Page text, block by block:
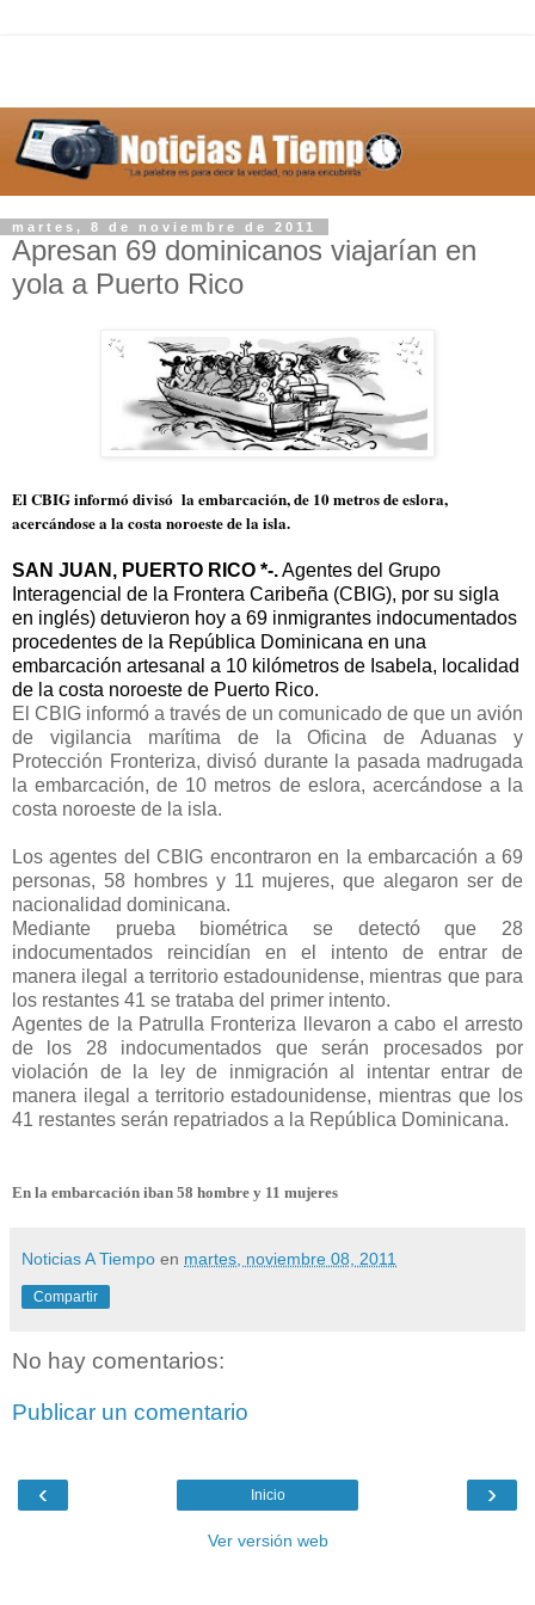
martes, 8 de noviembre de 2011
Apresan 69 dominicanos viajarían en
yola a Puerto Rico
El CBIG informó divisó la embarcación, de 10 metros de eslora,
acercándose a la costa noroeste de la isla.
SAN JUAN, PUERTO RICO *-.Agentes del Grupo
Interagencial de la Frontera Caribeña (CBIG), por su sigla
en inglés) detuvieron hoy a 69 inmigrantes indocumentados
procedentes de la República Dominicana en una
embarcación artesanal a 10 kilómetros de Isabela, localidad
de la costa noroeste de Puerto Rico.
El CBIG informó a través de un comunicado de que un avión
de vigilancia marítima de la Oficina de Aduanas y
Protección Fronteriza, divisó durante la pasada madrugada
la embarcación, de 10 metros de eslora, acercándose a la
costa noroeste de la isla.
Los agentes del CBIG encontraron en la embarcación a 69
personas, 58 hombres y 11 mujeres, que alegaron ser de
nacionalidad dominicana.
Mediante prueba biométrica se detectó que 28
indocumentados reincidían en el intento de entrar de
manera ilegal a territorio estadounidense, mientras que para
los restantes 41 se trataba del primer intento.
Agentes de la Patrulla Fronteriza llevaron a cabo el arresto
de los 28 indocumentados que serán procesados por
violación de la ley de inmigración al intentar entrar de
manera ilegal a territorio estadounidense, mientras que los
41 restantes serán repatriados a la República Dominicana.
En la embarcación iban 58 hombre y 11 mujeres
Noticias A Tiempo en martes, noviembre 08, 2011
Compartir
No hay comentarios:
Publicar un comentario
‹ ›
Inicio
Ver versión web